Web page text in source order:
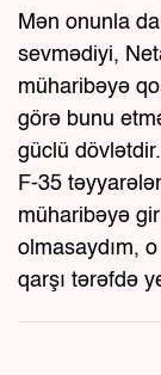
Mən onunla
sevmədiyi,
müharibəyə
görə bunu
güclü
F-35
müharibəyə
olmasaydım,
qarşı tərəfdə